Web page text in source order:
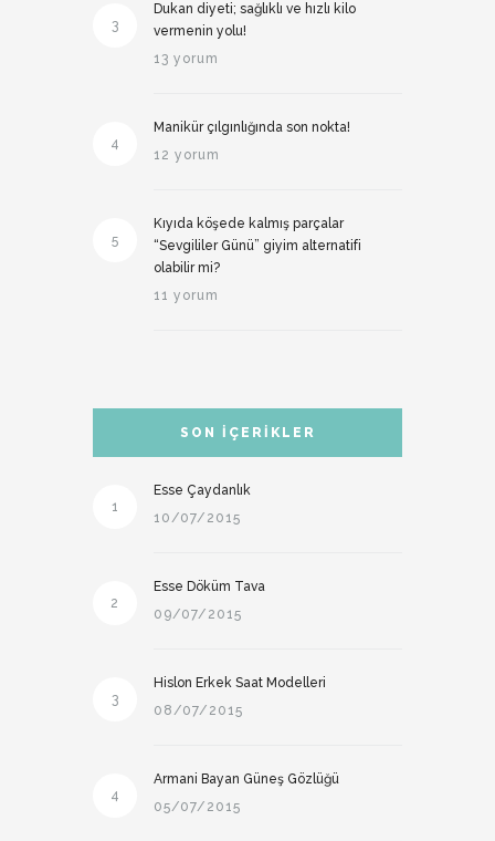
3
Dukan diyeti; sağlıklı ve hızlı kilo
vermenin yolu!
13 yorum
4
Manikür çılgınlığında son nokta!
12 yorum
5
Kıyıda köşede kalmış parçalar
“Sevgililer Günü” giyim alternatifi
olabilir mi?
11 yorum
SON İÇERIKLER
1
Esse Çaydanlık
10/07/2015
2
Esse Döküm Tava
09/07/2015
3
Hislon Erkek Saat Modelleri
08/07/2015
4
Armani Bayan Güneş Gözlüğü
05/07/2015